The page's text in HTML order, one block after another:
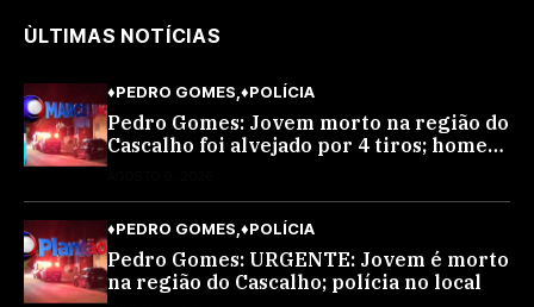
ÙLTIMAS NOTÍCIAS
♦PEDRO GOMES ♦POLÍCIA
Pedro Gomes: Jovem morto na região do
Cascalho foi alvejado por 4 tiros; homem
♦PEDRO GOMES ♦POLÍCIA
Pedro Gomes: URGENTE: Jovem é morto
na região do Cascalho; polícia no local